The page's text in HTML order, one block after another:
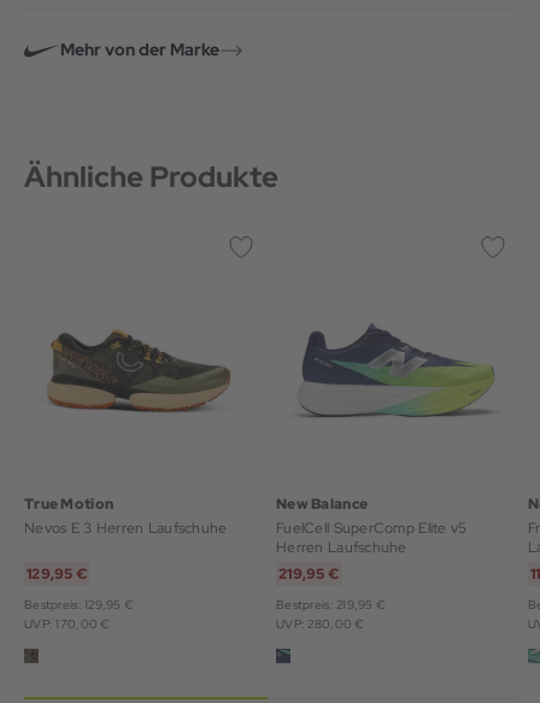
Mehr von der Marke
Ähnliche Produkte
True Motion
Nevos E 3 Herren Laufschuhe
129,95 €
Bestpreis: 129,95 €
UVP: 170,00 €
New Balance
FuelCell SuperComp Elite v5
Herren Laufschuhe
219,95 €
Bestpreis: 219,95 €
UVP: 280,00 €